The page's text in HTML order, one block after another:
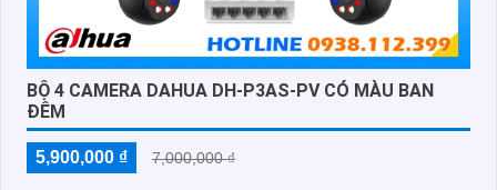
BỘ 4 CAMERA DAHUA DH-P3AS-PV CÓ MÀU BAN
ĐÊM
5,900,000 ₫ 7,000,000 ₫